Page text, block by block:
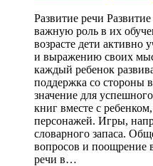
Развитие речи
важную роль в их
возрасте дети активно
и выражению своих
каждый ребенок
поддержка со стороны
значение для
книг вместе с
персонажей. Игры,
словарного запаса.
вопросов и поощрение
речи в…